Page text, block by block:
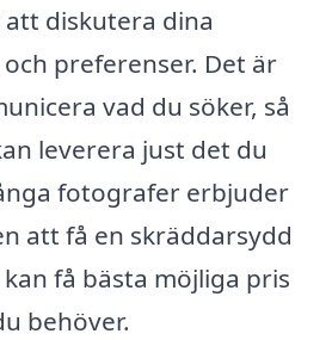
diskutera dina
preferenser. Det är
vad du söker, så
leverera just det du
fotografer erbjuder
att få en skräddarsydd
få bästa möjliga pris
behöver.